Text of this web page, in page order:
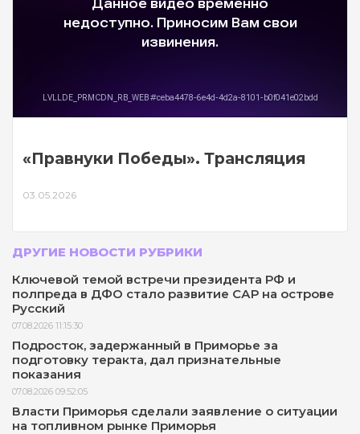
«Правнуки Победы». Трансляция
03.05.2026
ДРУГИЕ НОВОСТИ РУБРИКИ
Ключевой темой встречи президента РФ и
полпреда в ДФО стало развитие САР на острове
Русский
07.08.2026 11:15:30
Подросток, задержанный в Приморье за
подготовку теракта, дал признательные
показания
07.08.2026 09:52:05
Власти Приморья сделали заявление о ситуации
на топливном рынке Приморья